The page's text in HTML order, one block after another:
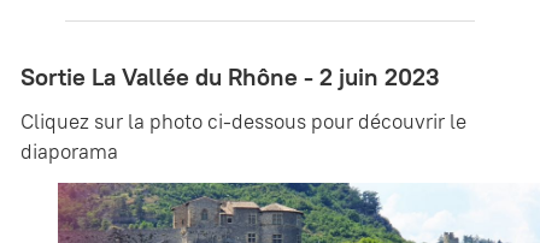
Sortie La Vallée du Rhône - 2 juin 2023
Cliquez sur la photo ci-dessous pour découvrir le
diaporama